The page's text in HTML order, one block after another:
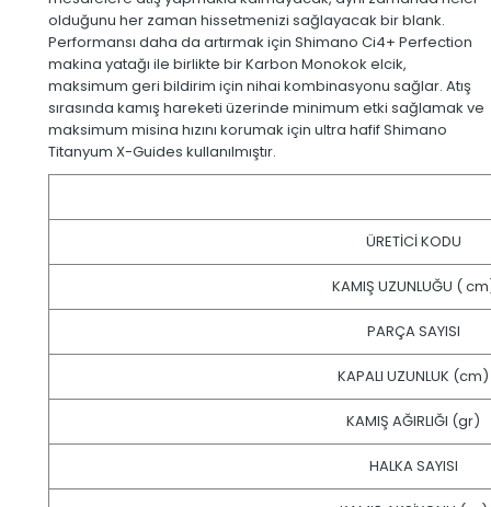
olduğunu her zaman hissetmenizi sağlayacak bir blank.
Performansı daha da artırmak için Shimano Ci4+ Perfection
makina yatağı ile birlikte bir Karbon Monokok elcik,
maksimum geri bildirim için nihai kombinasyonu sağlar. Atış
sırasında kamış hareketi üzerinde minimum etki sağlamak ve
maksimum misina hızını korumak için ultra hafif Shimano
Titanyum X-Guides kullanılmıştır.
ÜRETİCİ KODU
KAMIŞ UZUNLUĞU (
PARÇA SAYISI
KAPALI UZUNLUK (cm)
KAMIŞ AĞIRLIĞI (gr)
HALKA SAYISI